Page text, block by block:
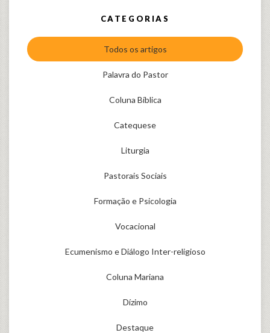
CATEGORIAS
Todos os artigos
Palavra do Pastor
Coluna Bíblica
Catequese
Liturgia
Pastorais Sociais
Formação e Psicologia
Vocacional
Ecumenismo e Diálogo Inter-religioso
Coluna Mariana
Dízimo
Destaque